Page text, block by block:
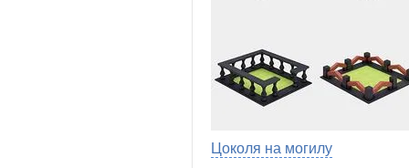
Цоколя на могилу